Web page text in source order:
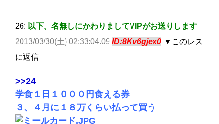
26: 以下、名無しにかわりましてVIPがお送りします
2013/03/30(土) 02:33:04.09 ID:8Kv6gjex0 ▼このレス
に返信
>>24
学食１日１０００円食える券
３、４月に１８万くらい払って買う